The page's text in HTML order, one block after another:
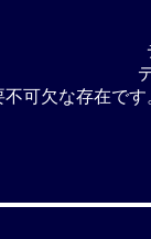
可欠な存在で